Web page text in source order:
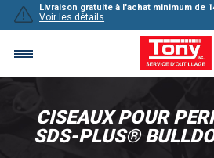
Livraison gratuite à l'achat minimum de
Voir les détails
CISEAUX POUR
SDS-PLUS®